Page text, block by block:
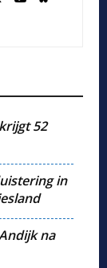
52
in
na